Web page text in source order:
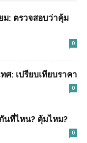
: ตรวจสอบว่าคุ้ม
0
ศ: เปรียบเทียบราคา
0
นที่ไหน? คุ้มไหม?
0